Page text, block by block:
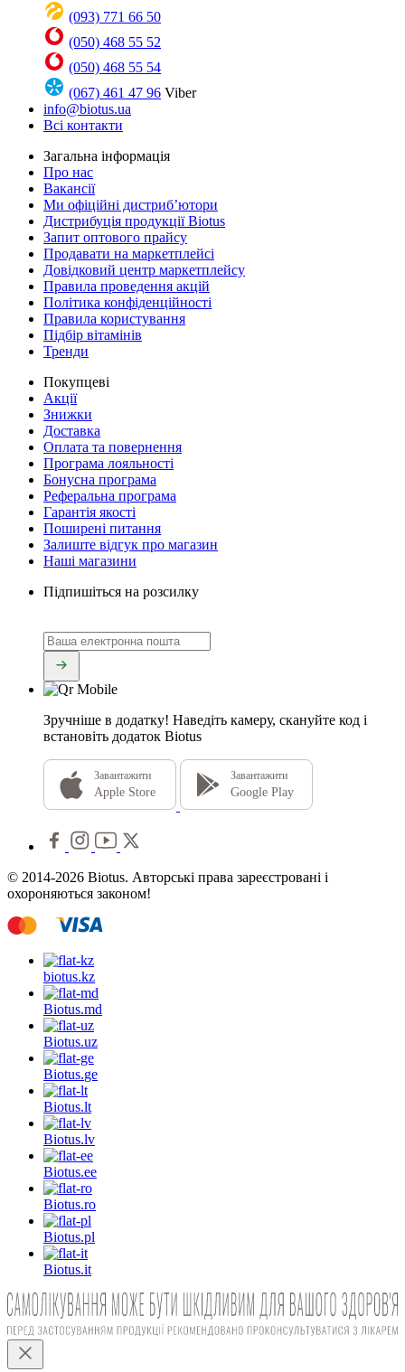
(093) 771 66 50
(050) 468 55 52
(050) 468 55 54
(067) 461 47 96 Viber
info@biotus.ua
Всі контакти
Загальна інформація
Про нас
Вакансії
Ми офіційні дистриб’ютори
Дистрибуція продукції Biotus
Запит оптового прайсу
Продавати на маркетплейсі
Довідковий центр маркетплейсу
Правила проведення акцій
Політика конфіденційності
Правила користування
Підбір вітамінів
Тренди
Покупцеві
Акції
Знижки
Доставка
Оплата та повернення
Програма лояльності
Бонусна програма
Реферальна програма
Гарантія якості
Поширені питання
Залиште відгук про магазин
Наші магазини
Підпишіться на розсилку
Зручніше в додатку! Наведіть камеру, скануйте код і
встановіть додаток Biotus
Завантажити
Apple Store
Завантажити
Google Play
© 2014-2026 Biotus. Авторські права зареєстровані і
охороняються законом!
biotus.kz
Biotus.md
Biotus.uz
Biotus.ge
Biotus.lt
Biotus.lv
Biotus.ee
Biotus.ro
Biotus.pl
Biotus.it